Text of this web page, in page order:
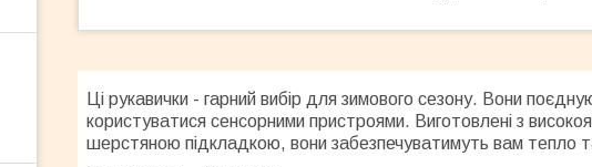
Ці рукавички - гарний вибір для зимового сезону. Вони
користуватися сенсорними пристроями. Виготовлені з
шерстяною підкладкою, вони забезпечуватимуть вам тепло